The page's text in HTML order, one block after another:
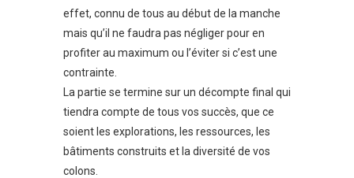
effet, connu de tous au début de la manche
mais qu’il ne faudra pas négliger pour en
profiter au maximum ou l’éviter si c’est une
contrainte.
La partie se termine sur un décompte final qui
tiendra compte de tous vos succès, que ce
soient les explorations, les ressources, les
bâtiments construits et la diversité de vos
colons.